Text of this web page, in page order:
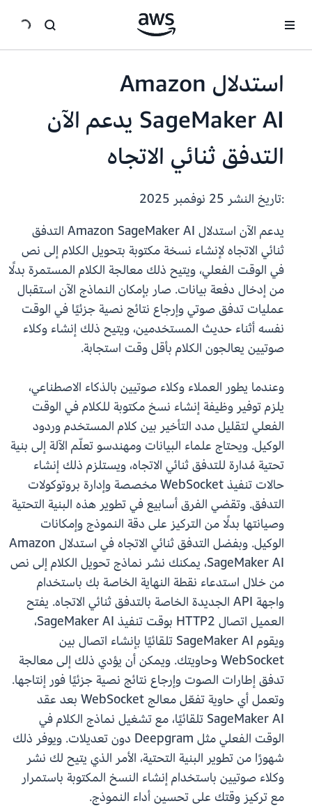
استدلال Amazon
SageMaker AI يدعم الآن
التدفق ثنائي الاتجاه
:تاريخ النشر
يدعم الآن استدلال Amazon SageMaker AI التدفق
ثنائي الاتجاه لإنشاء نسخة مكتوبة بتحويل الكلام إلى نص
في الوقت الفعلي، ويتيح ذلك معالجة الكلام المستمرة بدلًا
من إدخال دفعة بيانات. صار بإمكان النماذج الآن استقبال
عمليات تدفق صوتي وإرجاع نتائج نصية جزئيًا في الوقت
نفسه أثناء حديث المستخدمين، ويتيح ذلك إنشاء وكلاء
صوتيين يعالجون الكلام بأقل وقت استجابة.
وعندما يطور العملاء وكلاء صوتيين بالذكاء الاصطناعي،
يلزم توفير وظيفة إنشاء نسخ مكتوبة للكلام في الوقت
الفعلي لتقليل مدد التأخير بين كلام المستخدم وردود
الوكيل. ويحتاج علماء البيانات ومهندسو تعلّم الآلة إلى بنية
تحتية مُدارة للتدفق ثنائي الاتجاه، ويستلزم ذلك إنشاء
حالات تنفيذ WebSocket مخصصة وإدارة بروتوكولات
التدفق. وتقضي الفرق أسابيع في تطوير هذه البنية التحتية
وصيانتها بدلًا من التركيز على دقة النموذج وإمكانات
الوكيل. وبفضل التدفق ثنائي الاتجاه في استدلال Amazon
SageMaker AI، يمكنك نشر نماذج تحويل الكلام إلى نص
من خلال استدعاء نقطة النهاية الخاصة بك باستخدام
واجهة API الجديدة الخاصة بالتدفق ثنائي الاتجاه. يفتح
العميل اتصال HTTP2 بوقت تنفيذ SageMaker AI،
ويقوم SageMaker AI تلقائيًا بإنشاء اتصال بين
WebSocket وحاويتك. ويمكن أن يؤدي ذلك إلى معالجة
تدفق إطارات الصوت وإرجاع نتائج نصية جزئيًا فور إنتاجها.
وتعمل أي حاوية تفعّل معالج WebSocket بعد عقد
SageMaker AI تلقائيًا، مع تشغيل نماذج الكلام في
الوقت الفعلي مثل Deepgram دون تعديلات. ويوفر ذلك
شهورًا من تطوير البنية التحتية، الأمر الذي يتيح لك نشر
وكلاء صوتيين باستخدام إنشاء النسخ المكتوبة باستمرار
مع تركيز وقتك على تحسين أداء النموذج.